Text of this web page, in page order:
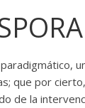
que por
de la